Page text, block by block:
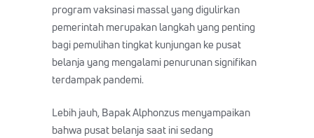
program vaksinasi massal yang digulirkan
pemerintah merupakan langkah yang penting
bagi pemulihan tingkat kunjungan ke pusat
belanja yang mengalami penurunan signifikan
terdampak pandemi.
Lebih jauh, Bapak Alphonzus menyampaikan
bahwa pusat belanja saat ini sedang